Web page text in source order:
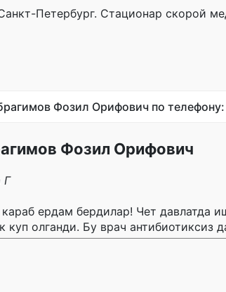
Петербург. Стационар скорой
Фозил Орифович по
Фозил Орифович
Г
ердам бердилар! Чет давлатда
олганди. Бу врач антибиотиксиз